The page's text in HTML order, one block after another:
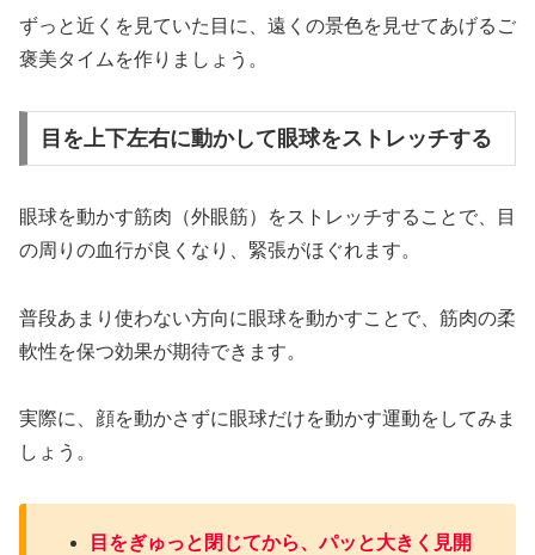
ずっと近くを見ていた目に、遠くの景色を見せてあげるご
褒美タイムを作りましょう。
目を上下左右に動かして眼球をストレッチする
眼球を動かす筋肉（外眼筋）をストレッチすることで、目
の周りの血行が良くなり、緊張がほぐれます。
普段あまり使わない方向に眼球を動かすことで、筋肉の柔
軟性を保つ効果が期待できます。
実際に、顔を動かさずに眼球だけを動かす運動をしてみま
しょう。
目をぎゅっと閉じてから、パッと大きく見開